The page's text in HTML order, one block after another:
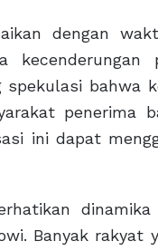
dengan
bahwa
penerima
ini dapat
Banyak rakyat